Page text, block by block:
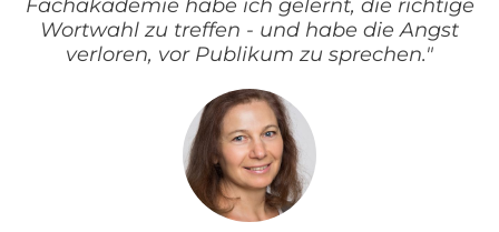
Fachakademie habe ich gelernt, die richtige
Wortwahl zu treffen - und habe die Angst
verloren, vor Publikum zu sprechen."